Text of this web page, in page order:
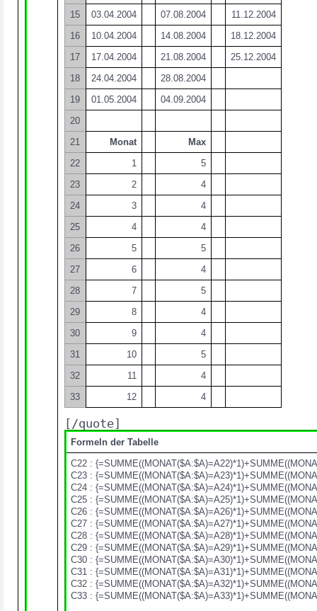
15
03.04.2004 07.08.2004
11.12.2004
16
10.04.2004 14.08.2004
18.12.2004
17
17.04.2004 21.08.2004
25.12.2004
18
24.04.2004
28.08.2004
19
01.05.2004
04.09.2004
20
21
Monat
Max
22
1
5
23
2
4
24
3
4
25
4
4
26
5
5
27
6
4
28
7
5
29
8
4
30
9
4
31
10
5
32
11
4
33
12 4
[/quote]
Formeln der Tabelle
C22 :
C23 :
C24 :
C25 :
C26 :
C27 :
C28 :
C29 :
C30 :
C31 :
C32 :
C33 :